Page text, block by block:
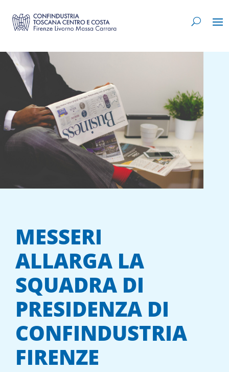
MESSERI
ALLARGA LA
SQUADRA DI
PRESIDENZA DI
CONFINDUSTRIA
FIRENZE